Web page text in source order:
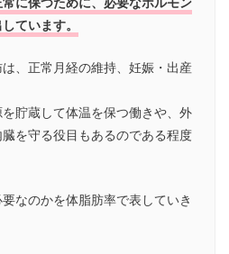
ています。
、正常月経の維持、妊娠・出産
貯蔵して体温を保つ働きや、外
を守る役目もあるのである程度
なのかを体脂肪率で表していき